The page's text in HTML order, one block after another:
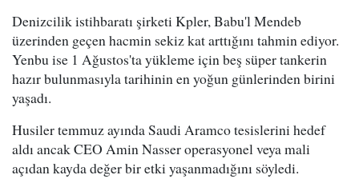
Denizcilik istihbaratı şirketi Kpler, Babu'l Mendeb
üzerinden geçen hacmin sekiz kat arttığını tahmin ediyor.
Yenbu ise 1 Ağustos'ta yükleme için beş süper tankerin
hazır bulunmasıyla tarihinin en yoğun günlerinden birini
yaşadı.
Husiler temmuz ayında Saudi Aramco tesislerini hedef
aldı ancak CEO Amin Nasser operasyonel veya mali
açıdan kayda değer bir etki yaşanmadığını söyledi.